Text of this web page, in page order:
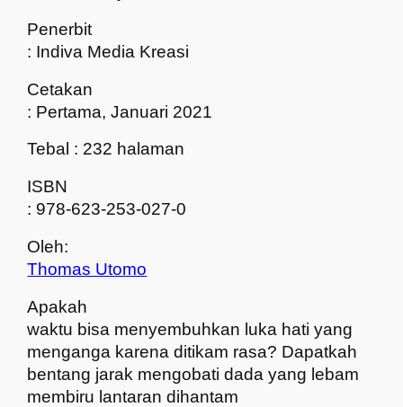
Penerbit
: Indiva Media Kreasi
Cetakan
: Pertama, Januari 2021
Tebal : 232 halaman
ISBN
: 978-623-253-027-0
Oleh:
Thomas Utomo
Apakah
waktu bisa menyembuhkan luka hati yang
menganga karena ditikam rasa? Dapatkah
bentang jarak mengobati dada yang lebam
membiru lantaran dihantam